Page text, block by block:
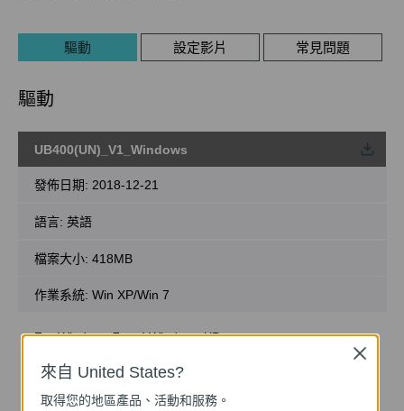
驅動 設定影片 常見問題
驅動
UB400(UN)_V1_Windows
發佈日期: 2018-12-21
語言: 英語
檔案大小: 418MB
作業系統: Win XP/Win 7
For Windows 7 and Windows XP
1. For Windows 8/8.1/10/11, UB400 supports plug and
2. UB400 is only compatible with Windows OS.
來自 United States?
取得您的地區產品、活動和服務。
Close